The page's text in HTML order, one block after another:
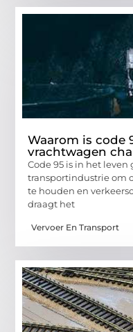
Waarom is code
vrachtwagen
Code 95 is in het
transportindustrie om
te houden en
draagt het
Vervoer En Transport